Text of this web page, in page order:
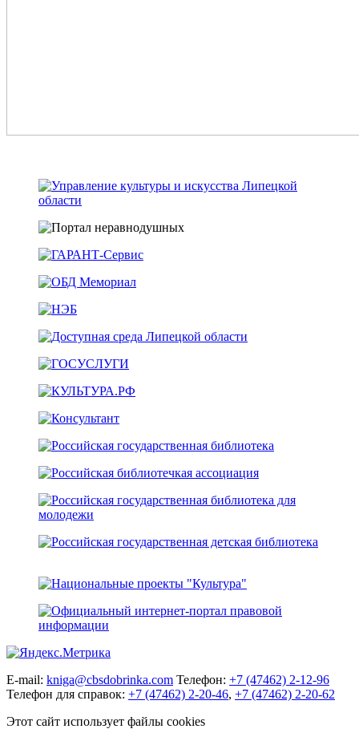
E-mail: kniga@cbsdobrinka.com Телефон: +7 (47462) 2-12-96
Телефон для справок: +7 (47462) 2-20-46, +7 (47462) 2-20-62
Этот сайт использует файлы cookies